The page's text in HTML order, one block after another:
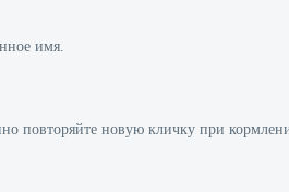
имя.
повторяйте новую кличку при